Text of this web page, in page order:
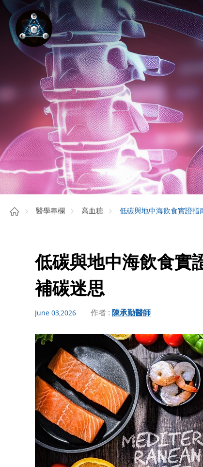
醫學專欄 高血糖 低碳與地中海飲食實證指
低碳與地中海飲食實
補碳迷思
June 03,2026 作者 : 陳承勤醫師